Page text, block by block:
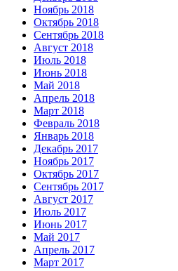
Ноябрь 2018
Октябрь 2018
Сентябрь 2018
Август 2018
Июль 2018
Июнь 2018
Май 2018
Апрель 2018
Март 2018
Февраль 2018
Январь 2018
Декабрь 2017
Ноябрь 2017
Октябрь 2017
Сентябрь 2017
Август 2017
Июль 2017
Июнь 2017
Май 2017
Апрель 2017
Март 2017